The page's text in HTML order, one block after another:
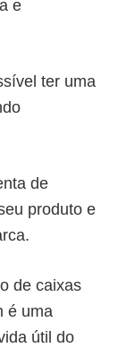
e
ter uma
de
produto e
de caixas
é uma
útil do